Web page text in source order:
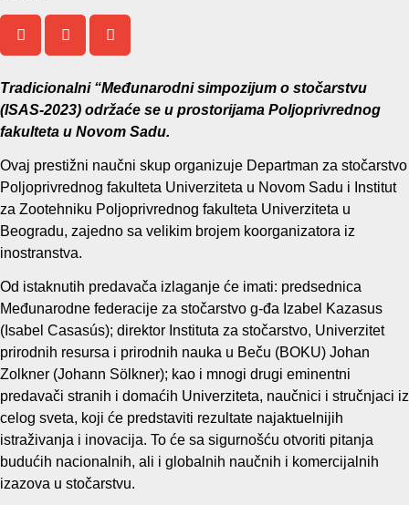
Tradicionalni “Međunarodni simpozijum o stočarstvu
(ISAS-2023) održaće se u prostorijama Poljoprivrednog
fakulteta u Novom Sadu.
Ovaj prestižni naučni skup organizuje Departman za stočarstvo
Poljoprivrednog fakulteta Univerziteta u Novom Sadu i Institut
za Zootehniku Poljoprivrednog fakulteta Univerziteta u
Beogradu, zajedno sa velikim brojem koorganizatora iz
inostranstva.
Od istaknutih predavača izlaganje će imati: predsednica
Međunarodne federacije za stočarstvo g-đa Izabel Kazasus
(Isabel Casasús); direktor Instituta za stočarstvo, Univerzitet
prirodnih resursa i prirodnih nauka u Beču (BOKU) Johan
Zolkner (Johann Sölkner); kao i mnogi drugi eminentni
predavači stranih i domaćih Univerziteta, naučnici i stručnjaci iz
celog sveta, koji će predstaviti rezultate najaktuelnijih
istraživanja i inovacija. To će sa sigurnošću otvoriti pitanja
budućih nacionalnih, ali i globalnih naučnih i komercijalnih
izazova u stočarstvu.